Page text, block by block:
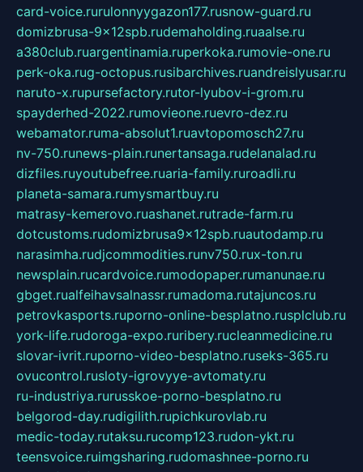
card-voice.rurulonnyygazon177.rusnow-guard.ru
domizbrusa-9x12spb.rudemaholding.ruaalse.ru
a380club.ruargentinamia.ruperkoka.rumovie-one.ru
perk-oka.rug-octopus.rusibarchives.ruandreislyusar.ru
naruto-x.rupursefactory.rutor-lyubov-i-grom.ru
spayderhed-2022.rumovieone.ruevro-dez.ru
webamator.ruma-absolut1.ruavtopomosch27.ru
nv-750.runews-plain.runertansaga.rudelanalad.ru
dizfiles.ruyoutubefree.ruaria-family.ruroadli.ru
planeta-samara.rumysmartbuy.ru
matrasy-kemerovo.ruashanet.rutrade-farm.ru
dotcustoms.rudomizbrusa9x12spb.ruautodamp.ru
narasimha.rudjcommodities.runv750.rux-ton.ru
newsplain.rucardvoice.rumodopaper.rumanunae.ru
gbget.rualfeihavsalnassr.rumadoma.rutajuncos.ru
petrovkasports.ruporno-online-besplatno.rusplclub.ru
york-life.rudoroga-expo.ruribery.rucleanmedicine.ru
slovar-ivrit.ruporno-video-besplatno.ruseks-365.ru
ovucontrol.rusloty-igrovyye-avtomaty.ru
ru-industriya.rurusskoe-porno-besplatno.ru
belgorod-day.rudigilith.rupichkurovlab.ru
medic-today.rutaksu.rucomp123.rudon-ykt.ru
teensvoice.ruimgsharing.rudomashnee-porno.ru